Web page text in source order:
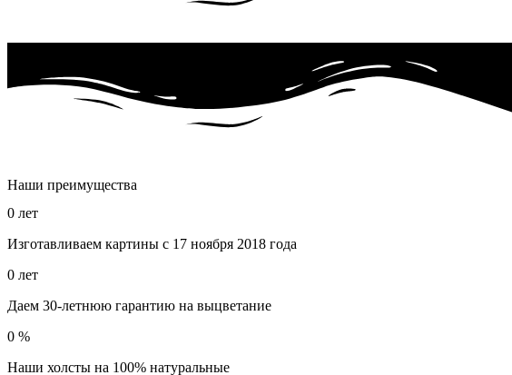
Наши преимущества
0 лет
Изготавливаем картины с 17 ноября 2018 года
0 лет
Даем 30-летнюю гарантию на выцветание
0 %
Наши холсты на 100% натуральные